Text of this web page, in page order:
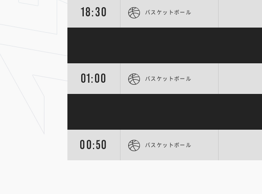
18:30 バスケットボール
01:00 バスケットボール
00:50 バスケットボール